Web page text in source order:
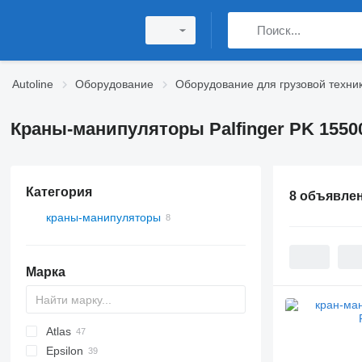
Autoline Оборудование Оборудование для грузовой
Краны-манипуляторы Palfinger PK
Категория
краны-манипуляторы
Марка
A-Series
Atlas
W series
35
Epsilon
8